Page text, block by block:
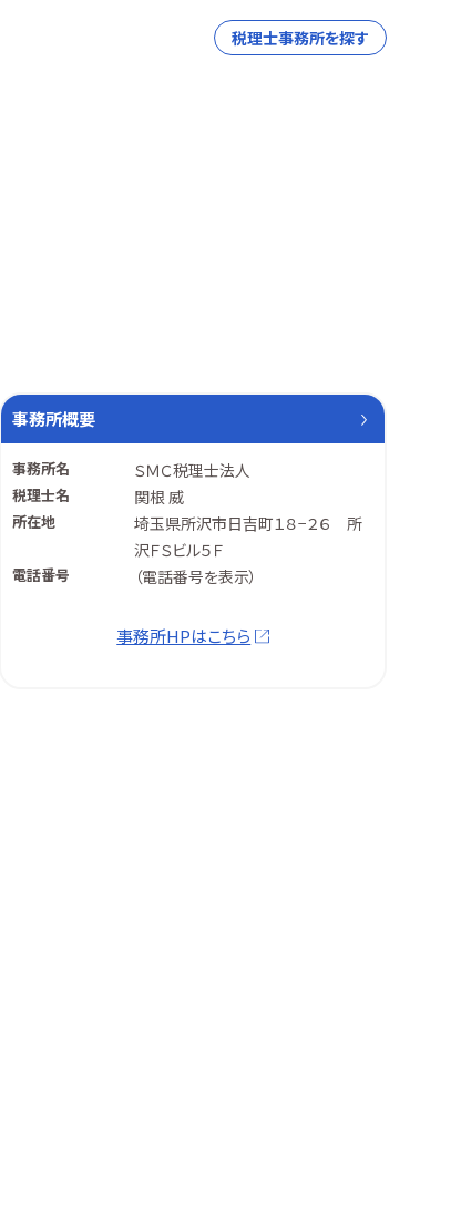
税理士事務所を探す
事務所概要
事務所名 ＳＭＣ税理士法人
税理士名 関根 威
所在地
埼玉県所沢市日吉町１８−２６ 所
沢ＦＳビル５Ｆ
電話番号 （電話番号を表示）
事務所HPはこちら